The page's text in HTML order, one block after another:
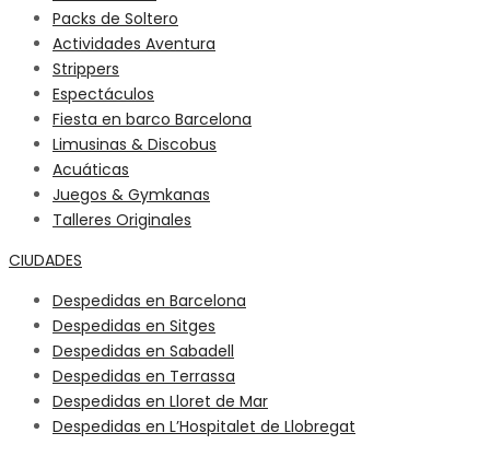
Packs de Soltero
Actividades Aventura
Strippers
Espectáculos
Fiesta en barco Barcelona
Limusinas & Discobus
Acuáticas
Juegos & Gymkanas
Talleres Originales
CIUDADES
Despedidas en Barcelona
Despedidas en Sitges
Despedidas en Sabadell
Despedidas en Terrassa
Despedidas en Lloret de Mar
Despedidas en L’Hospitalet de Llobregat